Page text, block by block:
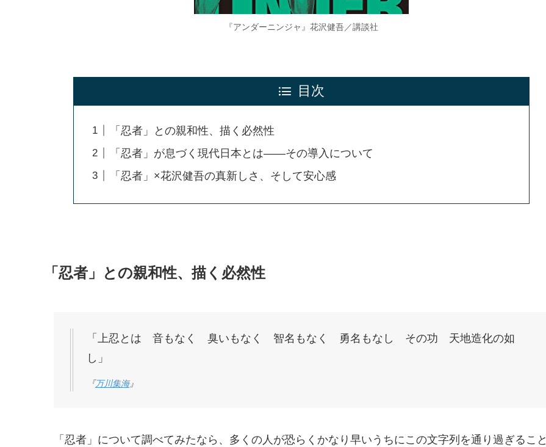
『アンダーニンジャ』花沢健吾／講談社
目次
「忍者」との親和性、描く必然性
「忍者」が息づく現代日本とは――その導入について
「忍者」×花沢健吾の真新しさ、そして安心感
「忍者」との親和性、描く必然性
「上忍とは 音もなく 臭いもなく 智名もなく 勇名もなし その功 天地造化の如
し」
『万川集海』
「忍者」について調べてみたなら、多くの人が恐らくかなり早いうちにこの文字列を通り過ぎること